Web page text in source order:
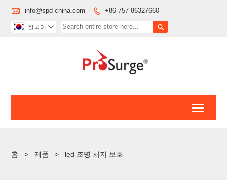
 info@spd-china.com  +86-757-86327660

한국어 
홈 > 제품 > led 조명 서지 보호